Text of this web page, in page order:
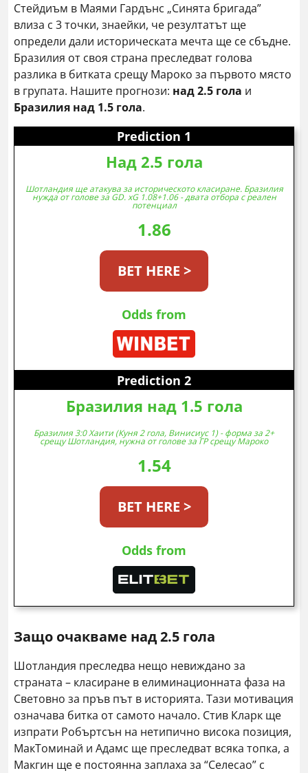
Стейдиъм в Маями Гардънс „Синята бригада”
влиза с 3 точки, знаейки, че резултатът ще
определи дали историческата мечта ще се сбъдне.
Бразилия от своя страна преследват голова
разлика в битката срещу Мароко за първото място
в групата. Нашите прогнози: над 2.5 гола и
Бразилия над 1.5 гола.
Prediction 1
Над 2.5 гола
Шотландия ще атакува за историческото класиране. Бразилия
нужда от голове за GD. xG 1.08+1.06 - двата отбора с реален
потенциал
1.86
BET HERE >
Odds from
Prediction 2
Бразилия над 1.5 гола
Бразилия 3:0 Хаити (Куня 2 гола, Винисиус 1) - форма за 2+
срещу Шотландия, нужна от голове за ГР срещу Мароко
1.54
BET HERE >
Odds from
Защо очакваме над 2.5 гола
Шотландия преследва нещо невиждано за
страната – класиране в елиминационната фаза на
Световно за пръв път в историята. Тази мотивация
означава битка от самото начало. Стив Кларк ще
изпрати Робъртсън на нетипично висока позиция,
МакТоминай и Адамс ще преследват всяка топка, а
Макгин ще е постоянна заплаха за “Селесао” с